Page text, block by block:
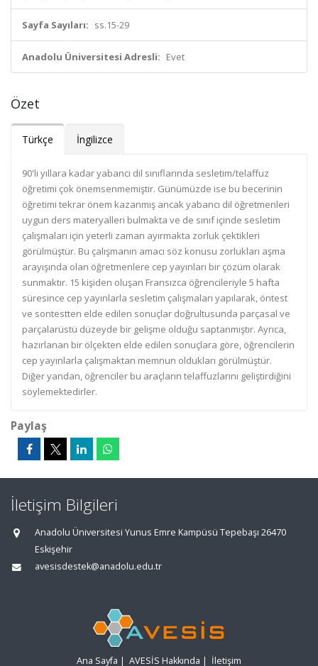
Sayfa Sayıları: ss.15-29
Anadolu Üniversitesi Adresli: Evet
Özet
Türkçe İngilizce
90'lı yıllara kadar yabancı dil sınıflarında sesletim/telaffuz
öğretimi çok önemsenmemiştir. Günümüzde ise bu becerinin
öğretimi tekrar önem kazanmış ancak yabancı dil öğretmenleri
uygun ders materyalleri bulmakta ve de sınıf içinde sesletim
çalışmaları için yeterli zaman ayırmakta zorluk çektikleri
görülmüştür. Bu çalışmanın amacı söz konusu zorlukları aşma
arayışında olan öğretmenlere cep yayınları bir çözüm olarak
sunmaktır. 15 kişiden oluşan Fransızca öğrencileriyle 5 hafta
süresince cep yayınlarla sesletim çalışmaları yapılarak, öntest
ve sontestten elde edilen sonuçlar doğrultusunda parçasal ve
parçalarüstü düzeyde bir gelişme olduğu saptanmıştır. Ayrıca,
hazırlanan bir ölçekten elde edilen sonuçlara göre, öğrencilerin
cep yayınlarla çalışmaktan memnun oldukları görülmüştür.
Diğer yandan, öğrenciler bu araçların telaffuzlarını geliştirdiğini
söylemektedirler.
Paylaş
İletişim Bilgileri
Anadolu Üniversitesi Yunus Emre Kampüsü Tepebaşı 26470
Eskişehir
avesisdestek@anadolu.edu.tr
Ana Sayfa | AVESİS Hakkında | İletişim